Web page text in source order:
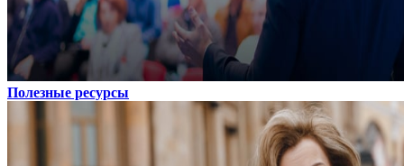
Полезные ресурсы